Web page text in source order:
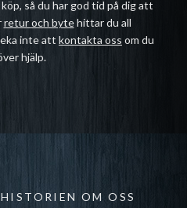
så du har god tid på dig att
retur och bytehittar du all
inte att kontakta oss om du
hjälp.
HISTORIEN OM OSS